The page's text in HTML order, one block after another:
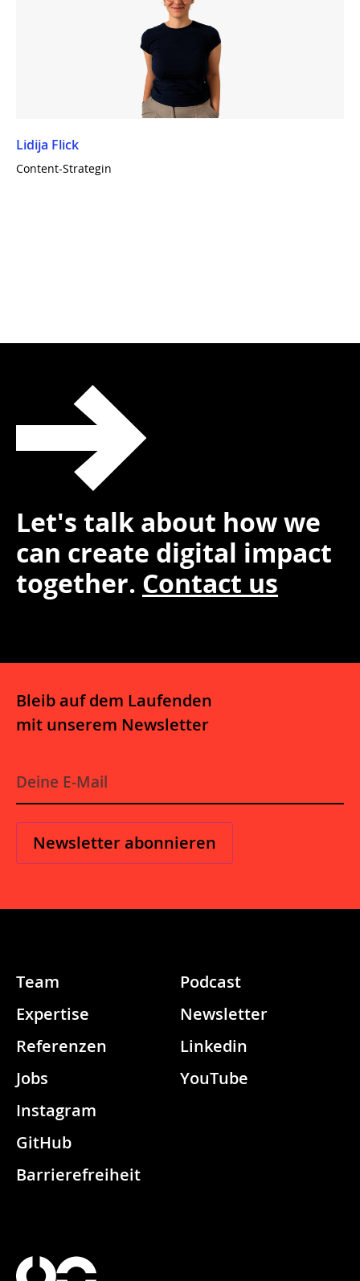
Lidija Flick
Content-Strategin
Let's talk about how we
can create digital impact
together. Contact us
Bleib auf dem Laufenden
mit unserem Newsletter
E-
Mail
*
Team
Expertise
Referenzen
Jobs
Podcast
Newsletter
Linkedin
YouTube
Instagram
GitHub
Barrierefreiheit